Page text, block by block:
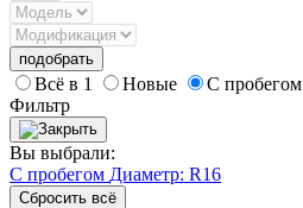
подобрать
Всё в 1 Новые
С пробегом
Фильтр
Вы выбрали:
С пробегом Диаметр: R16
Сбросить всё